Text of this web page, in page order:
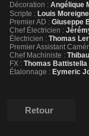
Décoration : Angélique
Scripte : Louis Moreigne
Premier AD : Giuseppe
Chef Électricien :
Électricien : Thomas
Premier Assistant
Chef Machiniste :
FX : Thomas Battistella
Étalonnage : Eymeric
Retour